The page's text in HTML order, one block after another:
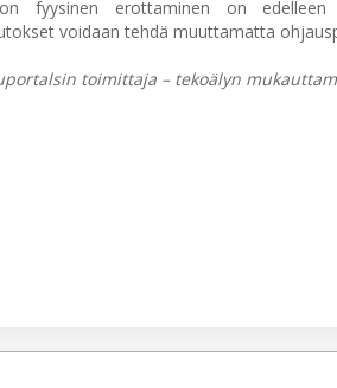
fyysinen erottaminen on edelleen
voidaan tehdä muuttamatta
toimittaja – tekoälyn